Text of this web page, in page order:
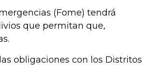
(Fome) tendrá
que permitan que,
obligaciones con los Distritos